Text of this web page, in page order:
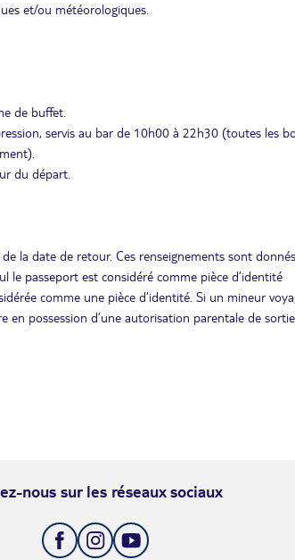
et/ou météorologiques.
de buffet.
servis au bar de 10h00 à 22h30 (toutes les
du départ.
la date de retour. Ces renseignements sont
le passeport est considéré comme pièce d’identité
comme une pièce d’identité. Si un mineur
en possession d’une autorisation parentale de
nous sur les réseaux sociaux